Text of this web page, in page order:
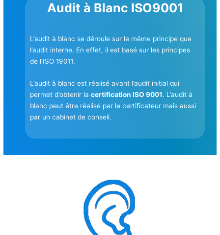
Audit à Blanc ISO9001
L’audit à blanc se déroule sur le même principe que
l’audit interne. En effet, il est basé sur les principes
de l’ISO 19011.
L’audit à blanc est réalisé avant l’audit initial qui
permet d’obtenir lacertification ISO 9001. L’audit à
blanc peut être réalisé par le certificateur mais aussi
par un cabinet de conseil.